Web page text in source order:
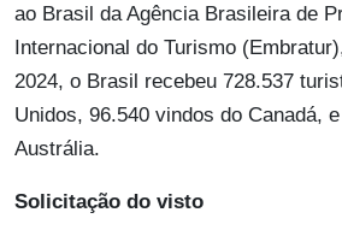
ao Brasil da Agência Brasileira de
Internacional do Turismo
2024, o Brasil recebeu 728.537
Unidos, 96.540 vindos do Canadá,
Austrália.
Solicitação do visto